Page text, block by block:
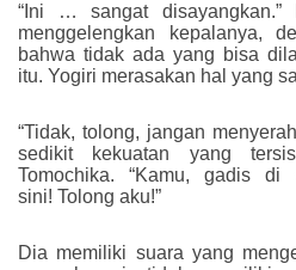
“Ini … sangat disayangkan.”
menggelengkan kepalanya,
bahwa tidak ada yang bisa
itu. Yogiri merasakan hal yang
“Tidak, tolong, jangan
sedikit kekuatan yang
Tomochika. “Kamu, gadis
sini! Tolong aku!”
Dia memiliki suara yang